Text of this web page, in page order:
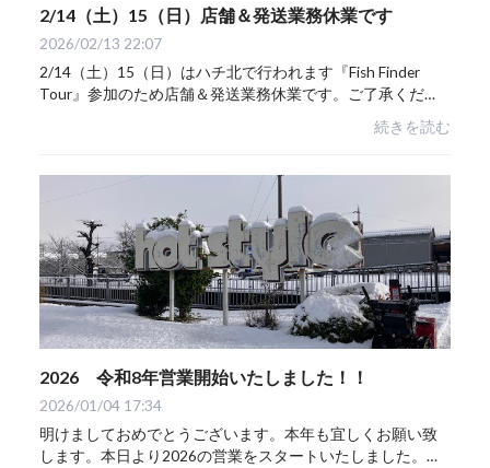
2/14（土）15（日）店舗＆発送業務休業です
2026/02/13 22:07
2/14（土）15（日）はハチ北で行われます『Fish Finder
Tour』参加のため店舗＆発送業務休業です。ご了承くださ
続きを読む
2026 令和8年営業開始いたしました！！
2026/01/04 17:34
明けましておめでとうございます。本年も宜しくお願い致
します。本日より2026の営業をスタートいたしました。今